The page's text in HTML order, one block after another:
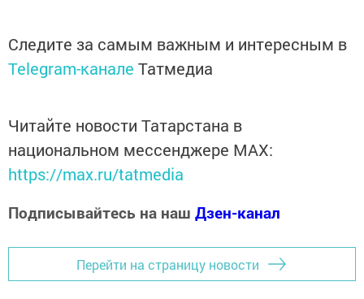
Следите за самым важным и интересным в
Telegram-канале Татмедиа
Читайте новости Татарстана в
национальном мессенджере MАХ:
https://max.ru/tatmedia
Подписывайтесь на наш Дзен-канал
Перейти на страницу новости